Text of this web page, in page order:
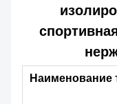
Наименование